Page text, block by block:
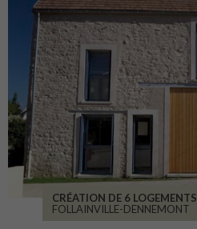
CRÉATION DE 6 LOGEMENTS
FOLLAINVILLE-DENNEMONT